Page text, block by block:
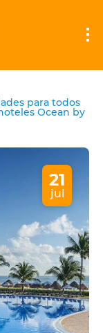
para todos
Ocean by
21
jul